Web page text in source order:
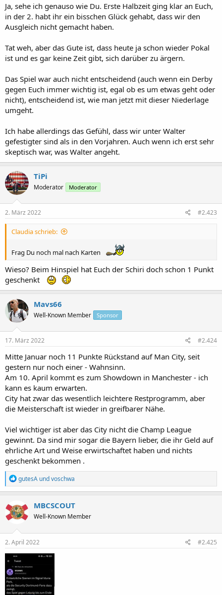
Seht ihr mal lieber zu, dass Ihr morgen im Pokal weiter kommt, das
könnte das Verhältnis zwischen einzelnen meiner Kollegen und mir
wieder normalisieren...ist seit Sonntag etwas "angespannt"...
Ja, sehe ich genauso wie Du. Erste Halbzeit ging klar an Euch,
in der 2. habt ihr ein bisschen Glück gehabt, dass wir den
Ausgleich nicht gemacht haben.
Tat weh, aber das Gute ist, dass heute ja schon wieder Pokal
ist und es gar keine Zeit gibt, sich darüber zu ärgern.
Das Spiel war auch nicht entscheidend (auch wenn ein Derby
gegen Euch immer wichtig ist, egal ob es um etwas geht oder
nicht), entscheidend ist, wie man jetzt mit dieser Niederlage
umgeht.
Ich habe allerdings das Gefühl, dass wir unter Walter
gefestigter sind als in den Vorjahren. Auch wenn ich erst sehr
skeptisch war, was Walter angeht.
TiPi
Moderator Moderator
2. März 2022 #2.423
Claudia schrieb:
Frag Du noch mal nach Karten
Wieso? Beim Hinspiel hat Euch der Schiri doch schon 1 Punkt
geschenkt
Mavs66
Well-Known Member Sponsor
17. März 2022 #2.424
Mitte Januar noch 11 Punkte Rückstand auf Man City, seit
gestern nur noch einer - Wahnsinn.
Am 10. April kommt es zum Showdown in Manchester - ich
kann es kaum erwarten.
City hat zwar das wesentlich leichtere Restprogramm, aber
die Meisterschaft ist wieder in greifbarer Nähe.
Viel wichtiger ist aber das City nicht die Champ League
gewinnt. Da sind mir sogar die Bayern lieber, die ihr Geld auf
ehrliche Art und Weise erwirtschaftet haben und nichts
geschenkt bekommen .
R
e
a
t
i
n
e
gutesA undvoschwa
MBCSCOUT
Well-Known Member
2. April 2022 #2.425